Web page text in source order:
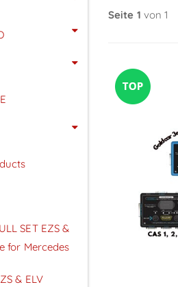
Seite 1 von 1
SET EZS &
for Mercedes
& ELV